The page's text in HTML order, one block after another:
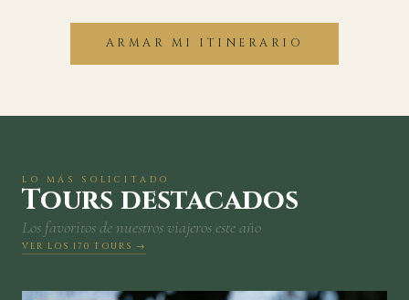
ARMAR MI ITINERARIO
LO MÁS SOLICITADO
Tours destacados
Los favoritos de nuestros viajeros este año
VER LOS 170 TOURS →